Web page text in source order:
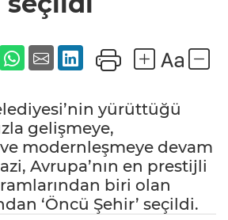
yürüttüğü
gelişmeye,
modernleşmeye devam
Avrupa’nın en prestijli
biri olan
‘Öncü Şehir’ seçildi.